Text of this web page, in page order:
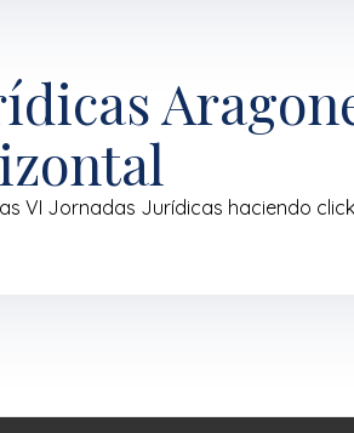
VI Jornadas Jurídicas haciendo